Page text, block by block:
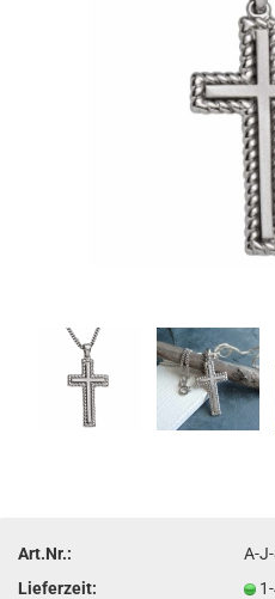
Art.Nr.:
A-
Lieferzeit: